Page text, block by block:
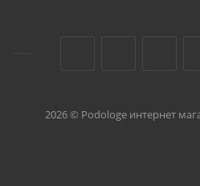
2026 © Podologe интернет